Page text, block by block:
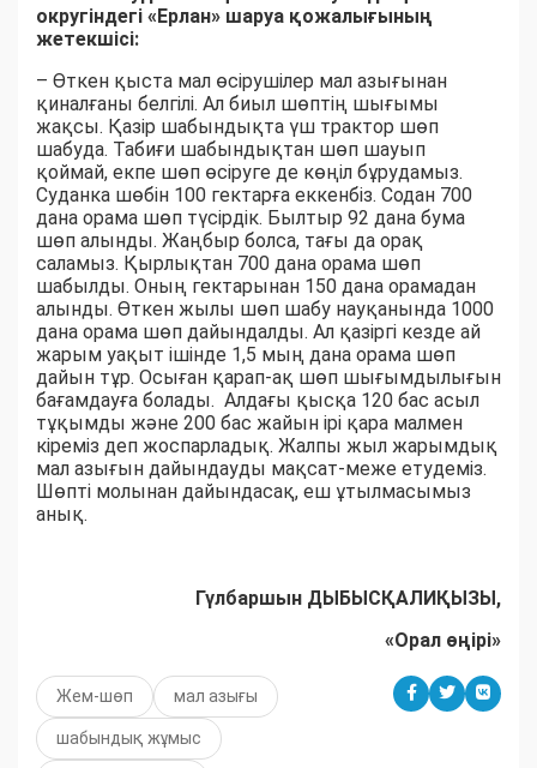
округіндегі «Ерлан» шаруа қожалығының
жетекшісі:
– Өткен қыста мал өсірушілер мал азығынан
қиналғаны белгілі. Ал биыл шөптің шығымы
жақсы. Қазір шабындықта үш трактор шөп
шабуда. Табиғи шабындықтан шөп шауып
қоймай, екпе шөп өсіруге де көңіл бұрудамыз.
Суданка шөбін 100 гектарға еккенбіз. Содан 700
дана орама шөп түсірдік. Былтыр 92 дана бума
шөп алынды. Жаңбыр болса, тағы да орақ
саламыз. Қырлықтан 700 дана орама шөп
шабылды. Оның гектарынан 150 дана орамадан
алынды. Өткен жылы шөп шабу науқанында 1000
дана орама шөп дайындалды. Ал қазіргі кезде ай
жарым уақыт ішінде 1,5 мың дана орама шөп
дайын тұр. Осыған қарап-ақ шөп шығымдылығын
бағамдауға болады. Алдағы қысқа 120 бас асыл
тұқымды және 200 бас жайын ірі қара малмен
кіреміз деп жоспарладық. Жалпы жыл жарымдық
мал азығын дайындауды мақсат-меже етудеміз.
Шөпті молынан дайындасақ, еш ұтылмасымыз
анық.
Гүлбаршын ДЫБЫСҚАЛИҚЫЗЫ,
«Орал өңірі»
Жем-шөп мал азығы
шабындық жұмыс